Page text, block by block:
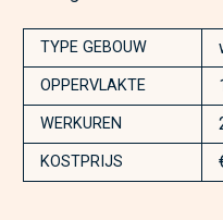
TYPE GEBOUW
OPPERVLAKTE
WERKUREN
KOSTPRIJS